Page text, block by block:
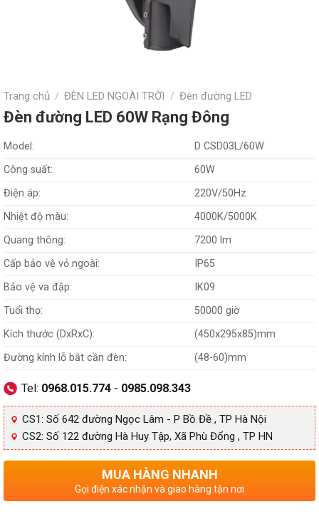
Trang chủ / ĐÈN LED NGOÀI TRỜI / Đèn đường LED
Đèn đường LED 60W Rạng Đông
Model:
D CSD03L/60W
Công suất:
60W
Điện áp:
220V/50Hz
Nhiệt độ màu:
4000K/5000K
Quang thông:
7200 lm
Cấp bảo vệ vỏ ngoài:
IP65
Bảo vệ va đập:
IK09
Tuổi thọ:
50000 giờ
Kích thước (DxRxC):
(450x295x85)mm
Đường kính lỗ bắt cần đèn:
(48-60)mm
Tel: 0968.015.774 - 0985.098.343
CS1: Số 642 đường Ngọc Lâm - P Bồ Đề , TP Hà Nội
CS2: Số 122 đường Hà Huy Tập, Xã Phù Đổng , TP HN
MUA HÀNG NHANH
Gọi điện xác nhận và giao hàng tận nơi